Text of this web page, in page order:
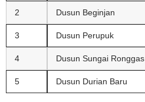
2 Dusun Beginjan
3 Dusun Perupuk
4 Dusun Sungai Ronggas
5 Dusun Durian Baru